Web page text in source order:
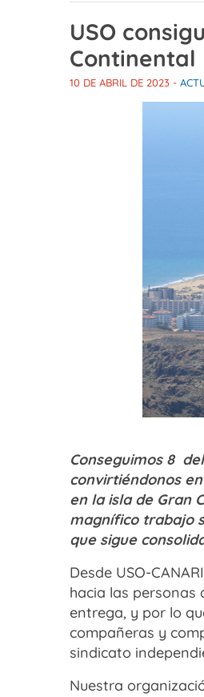
USO
Continental
10 DE ABRIL DE 2023 -
Conseguimos 8
convirtiéndonos
en la isla de Gran
magnífico trabajo
que sigue
Desde USO-
hacia las personas
entrega, y por lo
compañeras y
sindicato
Nuestra